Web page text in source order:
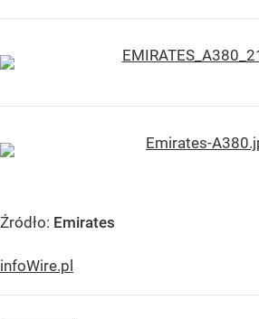
Źródło: Emirates
infoWire.pl